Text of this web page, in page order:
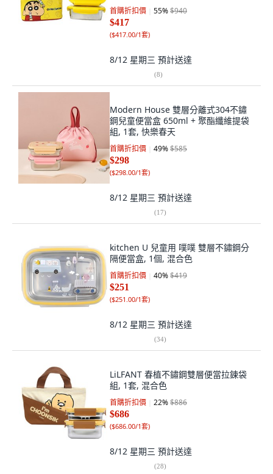
首購折扣價 55%$940
$417
($417.00/1套)
8/12 星期三 預計送達
(8)
Modern House 雙層分離式304不鏽
鋼兒童便當盒 650ml + 聚酯纖維提袋
組, 1套, 快樂春天
首購折扣價 49%$585
$298
($298.00/1套)
8/12 星期三 預計送達
(17)
kitchen U 兒童用 噗噗 雙層不鏽鋼分
隔便當盒, 1個, 混合色
首購折扣價 40%$419
$251
($251.00/1套)
8/12 星期三 預計送達
(34)
LiLFANT 春植不鏽鋼雙層便當拉鍊袋
組, 1套, 混合色
首購折扣價 22%$886
$686
($686.00/1套)
8/12 星期三 預計送達
(28)